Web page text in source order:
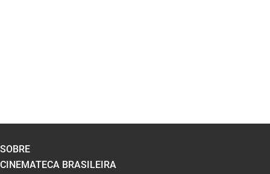
SOBRE
CINEMATECA BRASILEIRA